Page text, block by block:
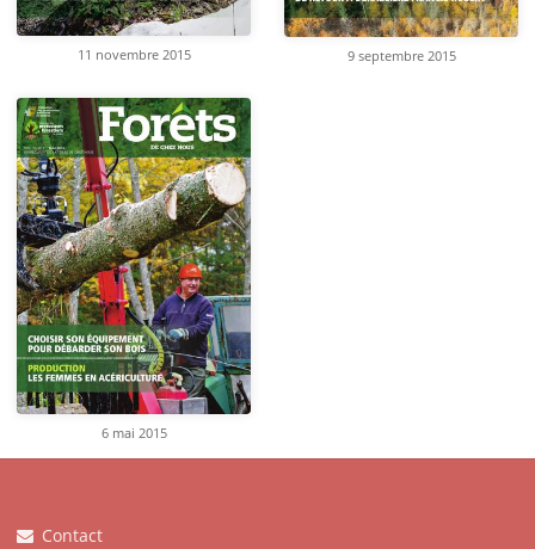
11 novembre 2015 9 septembre 2015
6 mai 2015
Contact